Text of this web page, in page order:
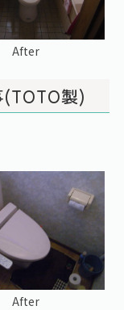
After
製)
After